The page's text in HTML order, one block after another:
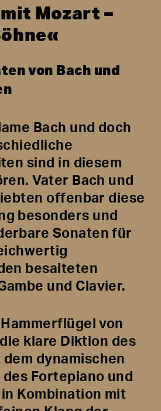
Mozart –
von Bach und
Bach und doch
sind in diesem
Vater Bach und
offenbar diese
besonders und
Sonaten für
besaiteten
und Clavier.
von
klare Diktion des
dem dynamischen
Fortepiano und
Kombination mit